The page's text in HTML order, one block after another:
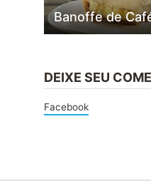
Banoffe de
DEIXE SEU
Facebook